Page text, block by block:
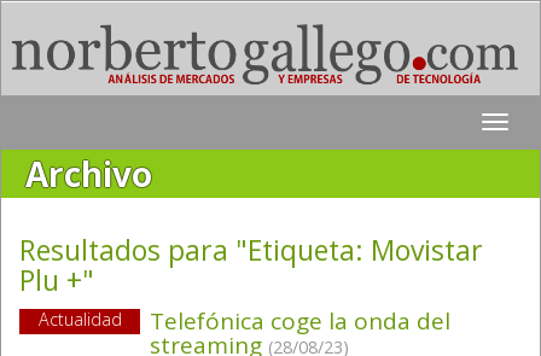
Toggle
Archivo
Resultados para "Etiqueta: Movistar
Plu +"
Actualidad Telefónica coge la onda del
streaming (28/08/23)